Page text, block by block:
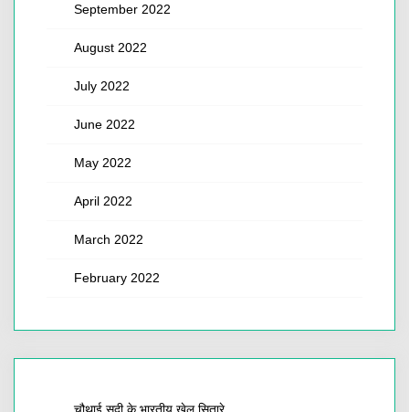
September 2022
August 2022
July 2022
June 2022
May 2022
April 2022
March 2022
February 2022